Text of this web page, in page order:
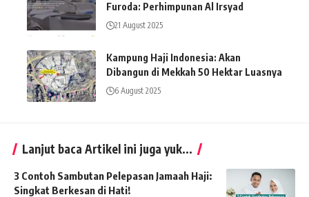
Furoda: Perhimpunan Al Irsyad
21 August 2025
Kampung Haji Indonesia: Akan
Dibangun di Mekkah 50 Hektar Luasnya
6 August 2025
Lanjut baca Artikel ini juga yuk...
3 Contoh Sambutan Pelepasan Jamaah Haji:
Singkat Berkesan di Hati!